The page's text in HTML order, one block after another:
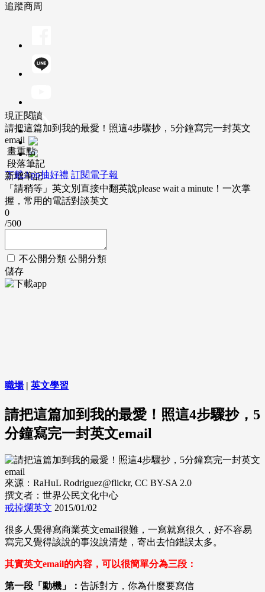
追蹤商周
下載App抽好禮 訂閱電子報
現正閱讀
請把這篇加到我的最愛！照這4步驟抄，5分鐘寫完一封英文
email
畫重點
段落筆記
新增筆記
「請稍等」英文別直接中翻英說please wait a minute！一次掌
握，常用的電話對談英文
0
/500
不公開分類 公開分類
儲存
職場| 英文學習
請把這篇加到我的最愛！照這4步驟抄，5
分鐘寫完一封英文email
來源：RaHuL Rodriguez@flickr, CC BY-SA 2.0
撰文者：世界公民文化中心
戒掉爛英文 2015/01/02
很多人覺得寫商業英文email很難，一寫就寫很久，好不容易
寫完又覺得該說的事沒說清楚，寄出去怕錯誤太多。
其實英文email的內容，可以很簡單分為三段：
第一段「動機」： 告訴對方，你為什麼要寫信